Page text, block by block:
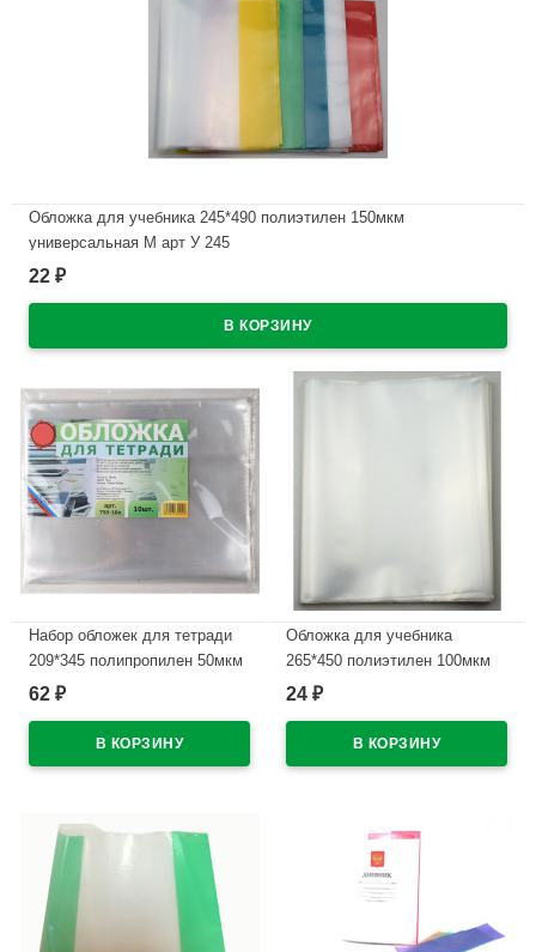
Обложка для учебника 245*490 полиэтилен 150мкм
универсальная М арт У 245
В наличии
22 ₽
Набор обложек для тетради
209*345 полипропилен 50мкм
10 штук в наборе арт.Т50-10п
62 ₽
Обложка для учебника
265*450 полиэтилен 100мкм
универсальная ПЕТЕРСОН М
24 ₽